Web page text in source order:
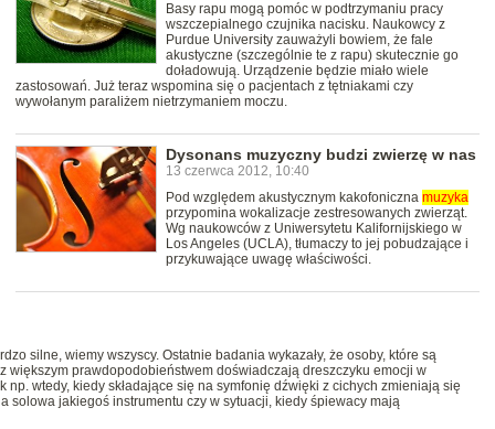
Basy rapu mogą pomóc w podtrzymaniu pracy
wszczepialnego czujnika nacisku. Naukowcy z
Purdue University zauważyli bowiem, że fale
akustyczne (szczególnie te z rapu) skutecznie go
doładowują. Urządzenie będzie miało wiele
zastosowań. Już teraz wspomina się o pacjentach z tętniakami czy
wywołanym paraliżem nietrzymaniem moczu.
Dysonans muzyczny budzi zwierzę w nas
13 czerwca 2012, 10:40
Pod względem akustycznym kakofoniczna muzyka
przypomina wokalizacje zestresowanych zwierząt.
Wg naukowców z Uniwersytetu Kalifornijskiego w
Los Angeles (UCLA), tłumaczy to jej pobudzające i
przykuwające uwagę właściwości.
silne, wiemy wszyscy. Ostatnie badania wykazały, że osoby, które są
większym prawdopodobieństwem doświadczają dreszczyku emocji w
wtedy, kiedy składające się na symfonię dźwięki z cichych zmieniają się
solowa jakiegoś instrumentu czy w sytuacji, kiedy śpiewacy mają